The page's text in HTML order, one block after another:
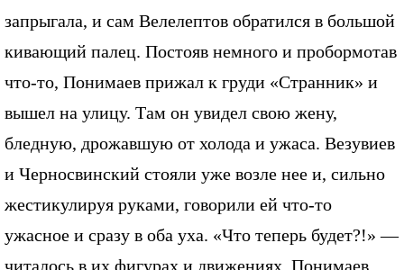
запрыгала, и сам Велелептов обратился в большой
кивающий палец. Постояв немного и пробормотав
что-то, Понимаев прижал к груди «Странник» и
вышел на улицу. Там он увидел свою жену,
бледную, дрожавшую от холода и ужаса. Везувиев
и Черносвинский стояли уже возле нее и, сильно
жестикулируя руками, говорили ей что-то
ужасное и сразу в оба уха. «Что теперь будет?!» —
читалось в их фигурах и движениях. Понимаев,